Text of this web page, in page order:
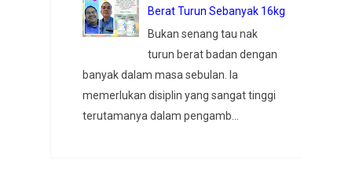
Berat Turun Sebanyak 16kg
Bukan senang tau nak
turun berat badan dengan
banyak dalam masa sebulan. Ia
memerlukan disiplin yang sangat tinggi
terutamanya dalam pengamb...